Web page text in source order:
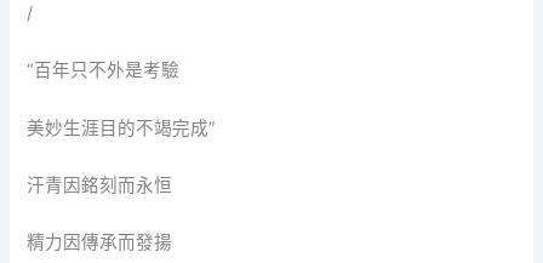
/
“百年只不外是考驗
美妙生涯目的不竭完成”
汗青因銘刻而永恒
精力因傳承而發揚